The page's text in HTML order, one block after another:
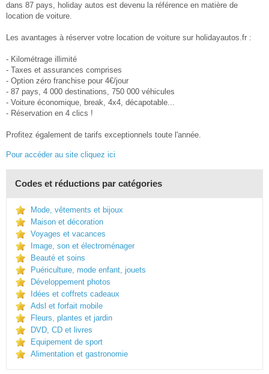
dans 87 pays, holiday autos est devenu la référence en matière de
location de voiture.
Les avantages à réserver votre location de voiture sur holidayautos.fr :
- Kilométrage illimité
- Taxes et assurances comprises
- Option zéro franchise pour 4€/jour
- 87 pays, 4 000 destinations, 750 000 véhicules
- Voiture économique, break, 4x4, décapotable...
- Réservation en 4 clics !
Profitez également de tarifs exceptionnels toute l'année.
Pour accéder au site cliquez ici
Codes et réductions par catégories
Mode, vêtements et bijoux
Maison et décoration
Voyages et vacances
Image, son et électroménager
Beauté et soins
Puériculture, mode enfant, jouets
Développement photos
Idées et coffrets cadeaux
Adsl et forfait mobile
Fleurs, plantes et jardin
DVD, CD et livres
Equipement de sport
Alimentation et gastronomie